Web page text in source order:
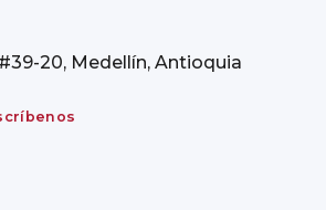
20, Medellín, Antioquia